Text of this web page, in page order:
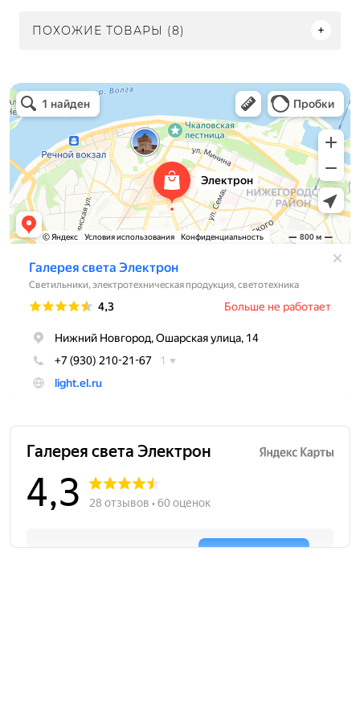
ПОХОЖИЕ ТОВАРЫ (8)
Электрон
Светильники в Нижнем Новгороде
Электротехническая продукция в Нижнем Новгороде